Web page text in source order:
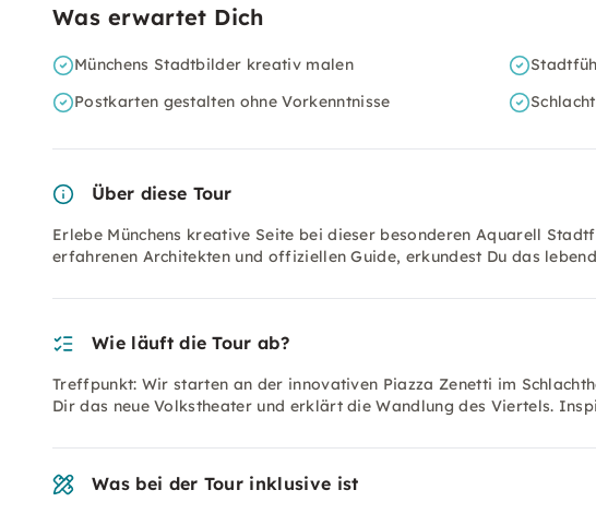
Was erwartet Dich
Münchens Stadtbilder kreativ malen
Postkarten gestalten ohne Vorkenntnisse
Über diese Tour
Erlebe Münchens kreative Seite bei dieser besonderen Aquarell
erfahrenen Architekten und offiziellen Guide, erkundest Du das
Wie läuft die Tour ab?
Treffpunkt: Wir starten an der innovativen Piazza Zenetti im
Dir das neue Volkstheater und erklärt die Wandlung des Viertels.
Was bei der Tour inklusive ist